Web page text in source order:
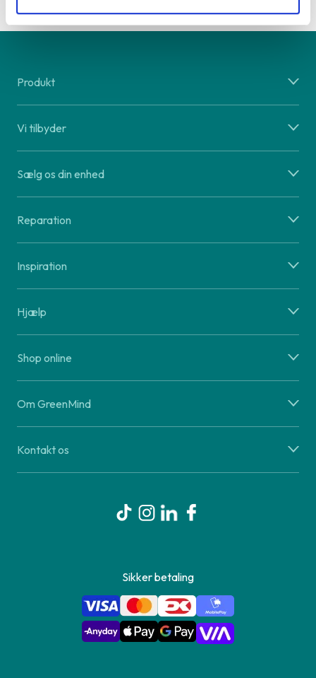
Produkt
Vi tilbyder
Sælg os din enhed
Reparation
Inspiration
Hjælp
Shop online
Om GreenMind
Kontakt os
Sikker betaling